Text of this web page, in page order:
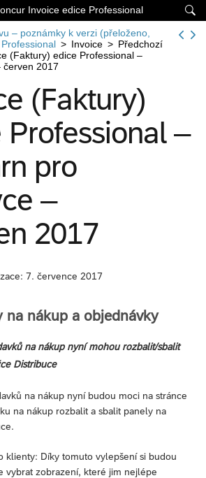

Invoice edice Professional
– poznámky k verzi (přeloženo,
> Invoice > Předchozí
(Faktury) edice Professional –
2017
(Faktury)
Professional –
pro
–
2017
7. července 2017
na nákup a objednávky
na nákup nyní mohou rozbalit/sbalit
Distribuce
na nákup nyní budou moci na stránce
na nákup rozbalit a sbalit panely na
klienty: Díky tomuto vylepšení si budou
vybrat zobrazení, které jim nejlépe